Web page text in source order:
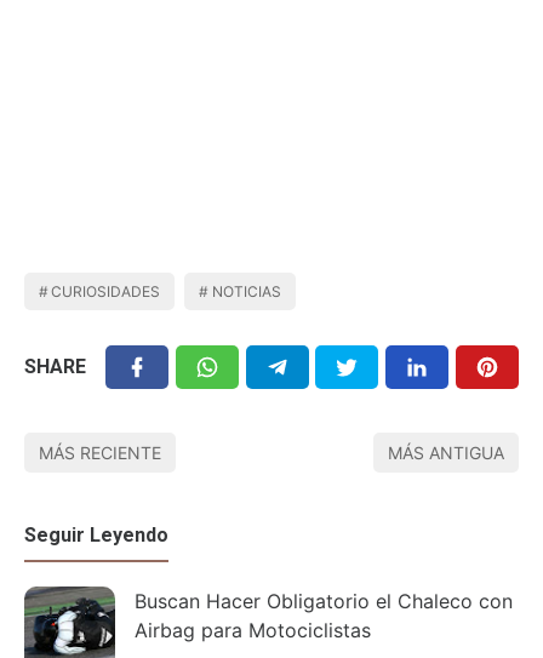
CURIOSIDADES NOTICIAS
SHARE
MÁS RECIENTE MÁS ANTIGUA
Seguir Leyendo
Buscan Hacer Obligatorio el Chaleco con
Airbag para Motociclistas